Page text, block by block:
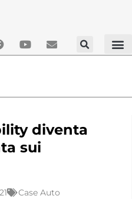
diventa
sui
Case Auto